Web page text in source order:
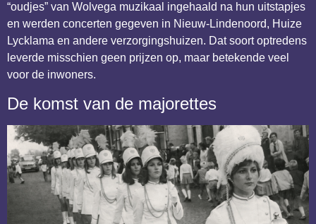
“oudjes” van Wolvega muzikaal ingehaald na hun uitstapjes
en werden concerten gegeven in Nieuw-Lindenoord, Huize
Lycklama en andere verzorgingshuizen. Dat soort optredens
leverde misschien geen prijzen op, maar betekende veel
voor de inwoners.
De komst van de majorettes